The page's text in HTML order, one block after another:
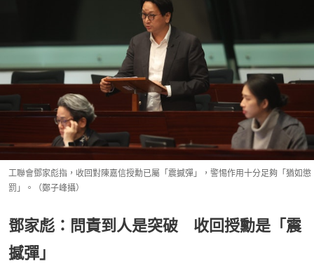
工聯會鄧家彪指，收回對陳嘉信授勳已屬「震撼彈」，警惕作用十分足夠「猶如懲
罰」。（鄭子峰攝）
鄧家彪：問責到人是突破 收回授勳是「震
撼彈」